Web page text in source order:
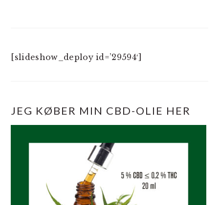
[slideshow_deploy id=’29594′]
JEG KØBER MIN CBD-OLIE HER